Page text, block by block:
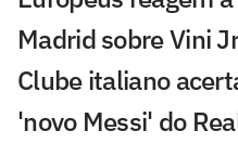
Madrid sobre Vini
Clube italiano
'novo Messi' do